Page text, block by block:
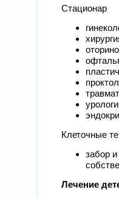
Стационар
Клеточные
забор
Лечение